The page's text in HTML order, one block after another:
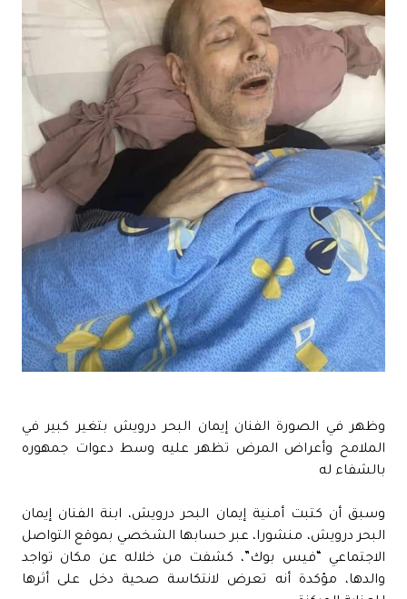
وظهر في الصورة الفنان إيمان البحر درويش بتغير كبير في
الملامح وأعراض المرض تظهر عليه وسط دعوات جمهوره
بالشفاء له
وسبق أن كتبت أمنية إيمان البحر درويش، ابنة الفنان إيمان
البحر درويش، منشورا، عبر حسابها الشخصي بموقع التواصل
الاجتماعي “فيس بوك”، كشفت من خلاله عن مكان تواجد
والدها، مؤكدة أنه تعرض لانتكاسة صحية دخل على أثرها